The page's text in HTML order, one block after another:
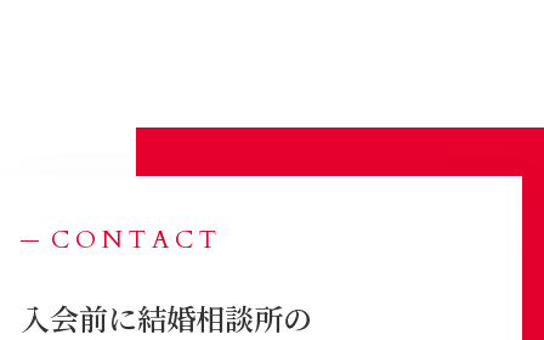
CONTACT
入会前に結婚相談所の